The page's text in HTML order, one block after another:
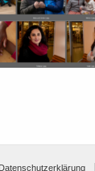
Datenschutzerklärung